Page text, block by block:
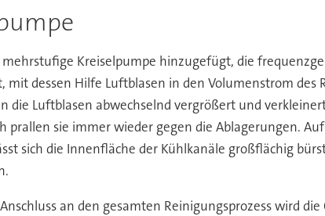
Kreiselpumpe hinzugefügt, die
dessen Hilfe Luftblasen in den Volumenstrom
die Luftblasen abwechselnd vergrößert und
sie immer wieder gegen die Ablagerungen.
sich die Innenfläche der Kühlkanäle großflächig
an den gesamten Reinigungsprozess wird